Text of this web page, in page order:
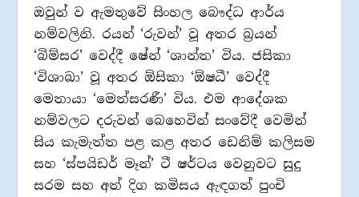
ඔවුන් ව ඇමතුවේ සිංහල බෞද්ධ ආර්ය
නම්වලිනි. රයන් ‘රුවන්’ වූ අතර බ්‍රයන්
‘බිම්සර’ වෙද්දී ෂේන් ‘ශාන්ත’ විය. ජසිකා
‘විශාඛා’ වූ අතර ඕසිකා ‘ඕෂධී’ වෙද්දී
මෙතායා ‘මෙත්සරණී’ විය. එම ආදේශක
නම්වලට දරුවන් බෙහෙවින් සංවේදී වෙමින්
සිය කැමැත්ත පළ කළ අතර ඩෙනිම් කලිසම
සහ ‘ස්පයිඩර් මෑන්’ ටී ෂර්ටය වෙනුවට සුදු
සරම සහ අත් දිග කමිසය ඇඳගත් පුංචි